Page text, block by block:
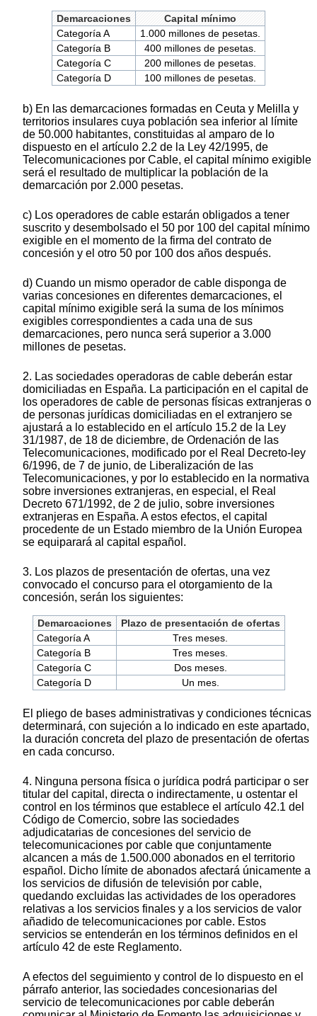
Demarcaciones
Capital mínimo
Categoría A
1.000 millones de pesetas.
Categoría B
400 millones de pesetas.
Categoría C
200 millones de pesetas.
Categoría D
100 millones de pesetas.
b) En las demarcaciones formadas en Ceuta y Melilla y
territorios insulares cuya población sea inferior al límite
de 50.000 habitantes, constituidas al amparo de lo
dispuesto en el artículo 2.2 de la Ley 42/1995, de
Telecomunicaciones por Cable, el capital mínimo exigible
será el resultado de multiplicar la población de la
demarcación por 2.000 pesetas.
c) Los operadores de cable estarán obligados a tener
suscrito y desembolsado el 50 por 100 del capital mínimo
exigible en el momento de la firma del contrato de
concesión y el otro 50 por 100 dos años después.
d) Cuando un mismo operador de cable disponga de
varias concesiones en diferentes demarcaciones, el
capital mínimo exigible será la suma de los mínimos
exigibles correspondientes a cada una de sus
demarcaciones, pero nunca será superior a 3.000
millones de pesetas.
2. Las sociedades operadoras de cable deberán estar
domiciliadas en España. La participación en el capital de
los operadores de cable de personas físicas extranjeras o
de personas jurídicas domiciliadas en el extranjero se
ajustará a lo establecido en el artículo 15.2 de la Ley
31/1987, de 18 de diciembre, de Ordenación de las
Telecomunicaciones, modificado por el Real Decreto-ley
6/1996, de 7 de junio, de Liberalización de las
Telecomunicaciones, y por lo establecido en la normativa
sobre inversiones extranjeras, en especial, el Real
Decreto 671/1992, de 2 de julio, sobre inversiones
extranjeras en España. A estos efectos, el capital
procedente de un Estado miembro de la Unión Europea
se equiparará al capital español.
3. Los plazos de presentación de ofertas, una vez
convocado el concurso para el otorgamiento de la
concesión, serán los siguientes:
Demarcaciones
Plazo de presentación de ofertas
Categoría A
Tres meses.
Categoría B
Tres meses.
Categoría C
Dos meses.
Categoría D
Un mes.
El pliego de bases administrativas y condiciones técnicas
determinará, con sujeción a lo indicado en este apartado,
la duración concreta del plazo de presentación de ofertas
en cada concurso.
4. Ninguna persona física o jurídica podrá participar o ser
titular del capital, directa o indirectamente, u ostentar el
control en los términos que establece el artículo 42.1 del
Código de Comercio, sobre las sociedades
adjudicatarias de concesiones del servicio de
telecomunicaciones por cable que conjuntamente
alcancen a más de 1.500.000 abonados en el territorio
español. Dicho límite de abonados afectará únicamente a
los servicios de difusión de televisión por cable,
quedando excluidas las actividades de los operadores
relativas a los servicios finales y a los servicios de valor
añadido de telecomunicaciones por cable. Estos
servicios se entenderán en los términos definidos en el
artículo 42 de este Reglamento.
A efectos del seguimiento y control de lo dispuesto en el
párrafo anterior, las sociedades concesionarias del
servicio de telecomunicaciones por cable deberán